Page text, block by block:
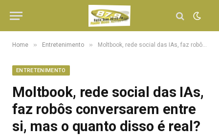
Home » Entretenimento » Moltbook, rede social das IAs, faz robôs conversarem entre si, mas o quanto disso é real?
ENTRETENIMENTO
Moltbook, rede social das IAs,
faz robôs conversarem entre
si, mas o quanto disso é real?